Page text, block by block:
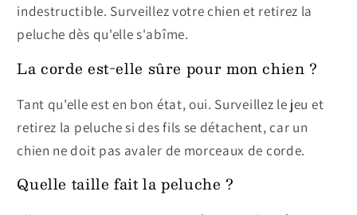
indestructible. Surveillez votre chien et retirez la
peluche dès qu'elle s'abîme.
La corde est-elle sûre pour mon chien ?
Tant qu'elle est en bon état, oui. Surveillez le jeu et
retirez la peluche si des fils se détachent, car un
chien ne doit pas avaler de morceaux de corde.
Quelle taille fait la peluche ?